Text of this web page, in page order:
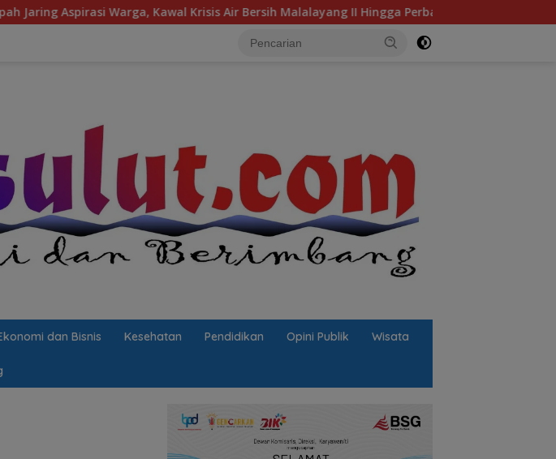
Kawal Krisis Air Bersih Malalayang II Hingga Perbaikan Infrastruktur
dan Bisnis Kesehatan Pendidikan Opini Publik Wisata